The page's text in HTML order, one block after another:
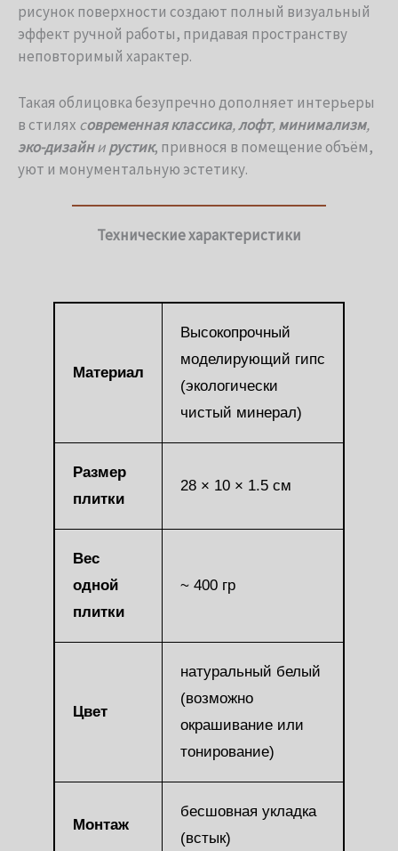
рисунок поверхности создают полный визуальный
эффект ручной работы, придавая пространству
неповторимый характер.
Такая облицовка безупречно дополняет интерьеры
в стилях современная классика,лофт,минимализм,
эко-дизайнирустик, привнося в помещение объём,
уют и монументальную эстетику.
Технические характеристики
Материал
Высокопрочный
моделирующий гипс
(экологически
чистый минерал)
Размер
плитки
28 × 10 × 1.5 см
Вес
одной
плитки
~ 400 гр
Цвет
натуральный белый
(возможно
окрашивание или
тонирование)
Монтаж
бесшовная укладка
(встык)